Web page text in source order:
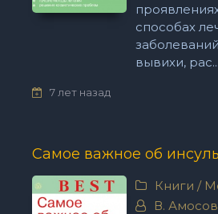
способах
вывихи, рас...
7 лет назад
Самое важное об
Книги /
В. Амосов